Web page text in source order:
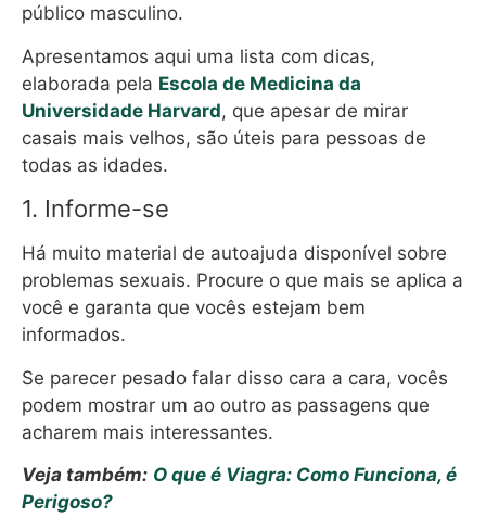
público masculino.
Apresentamos aqui uma lista com dicas,
elaborada pela Escola de Medicina da
Universidade Harvard, que apesar de mirar
casais mais velhos, são úteis para pessoas de
todas as idades.
1. Informe-se
Há muito material de autoajuda disponível sobre
problemas sexuais. Procure o que mais se aplica a
você e garanta que vocês estejam bem
informados.
Se parecer pesado falar disso cara a cara, vocês
podem mostrar um ao outro as passagens que
acharem mais interessantes.
Veja também: O que é Viagra: Como Funciona, é
Perigoso?